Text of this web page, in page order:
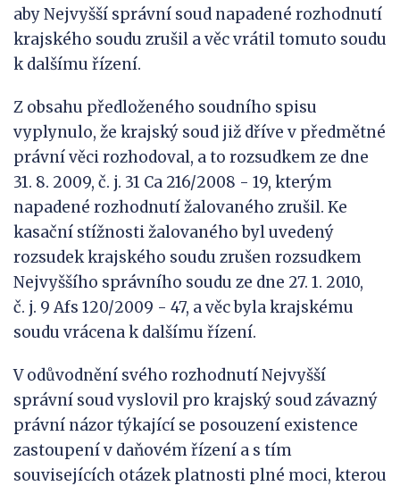
aby Nejvyšší správní soud napadené rozhodnutí
krajského soudu zrušil a věc vrátil tomuto soudu
k dalšímu řízení.
Z obsahu předloženého soudního spisu
vyplynulo, že krajský soud již dříve v předmětné
právní věci rozhodoval, a to rozsudkem ze dne
31. 8. 2009, č. j. 31 Ca 216/2008 - 19, kterým
napadené rozhodnutí žalovaného zrušil. Ke
kasační stížnosti žalovaného byl uvedený
rozsudek krajského soudu zrušen rozsudkem
Nejvyššího správního soudu ze dne 27. 1. 2010,
č. j. 9 Afs 120/2009 - 47, a věc byla krajskému
soudu vrácena k dalšímu řízení.
V odůvodnění svého rozhodnutí Nejvyšší
správní soud vyslovil pro krajský soud závazný
právní názor týkající se posouzení existence
zastoupení v daňovém řízení a s tím
souvisejících otázek platnosti plné moci, kterou